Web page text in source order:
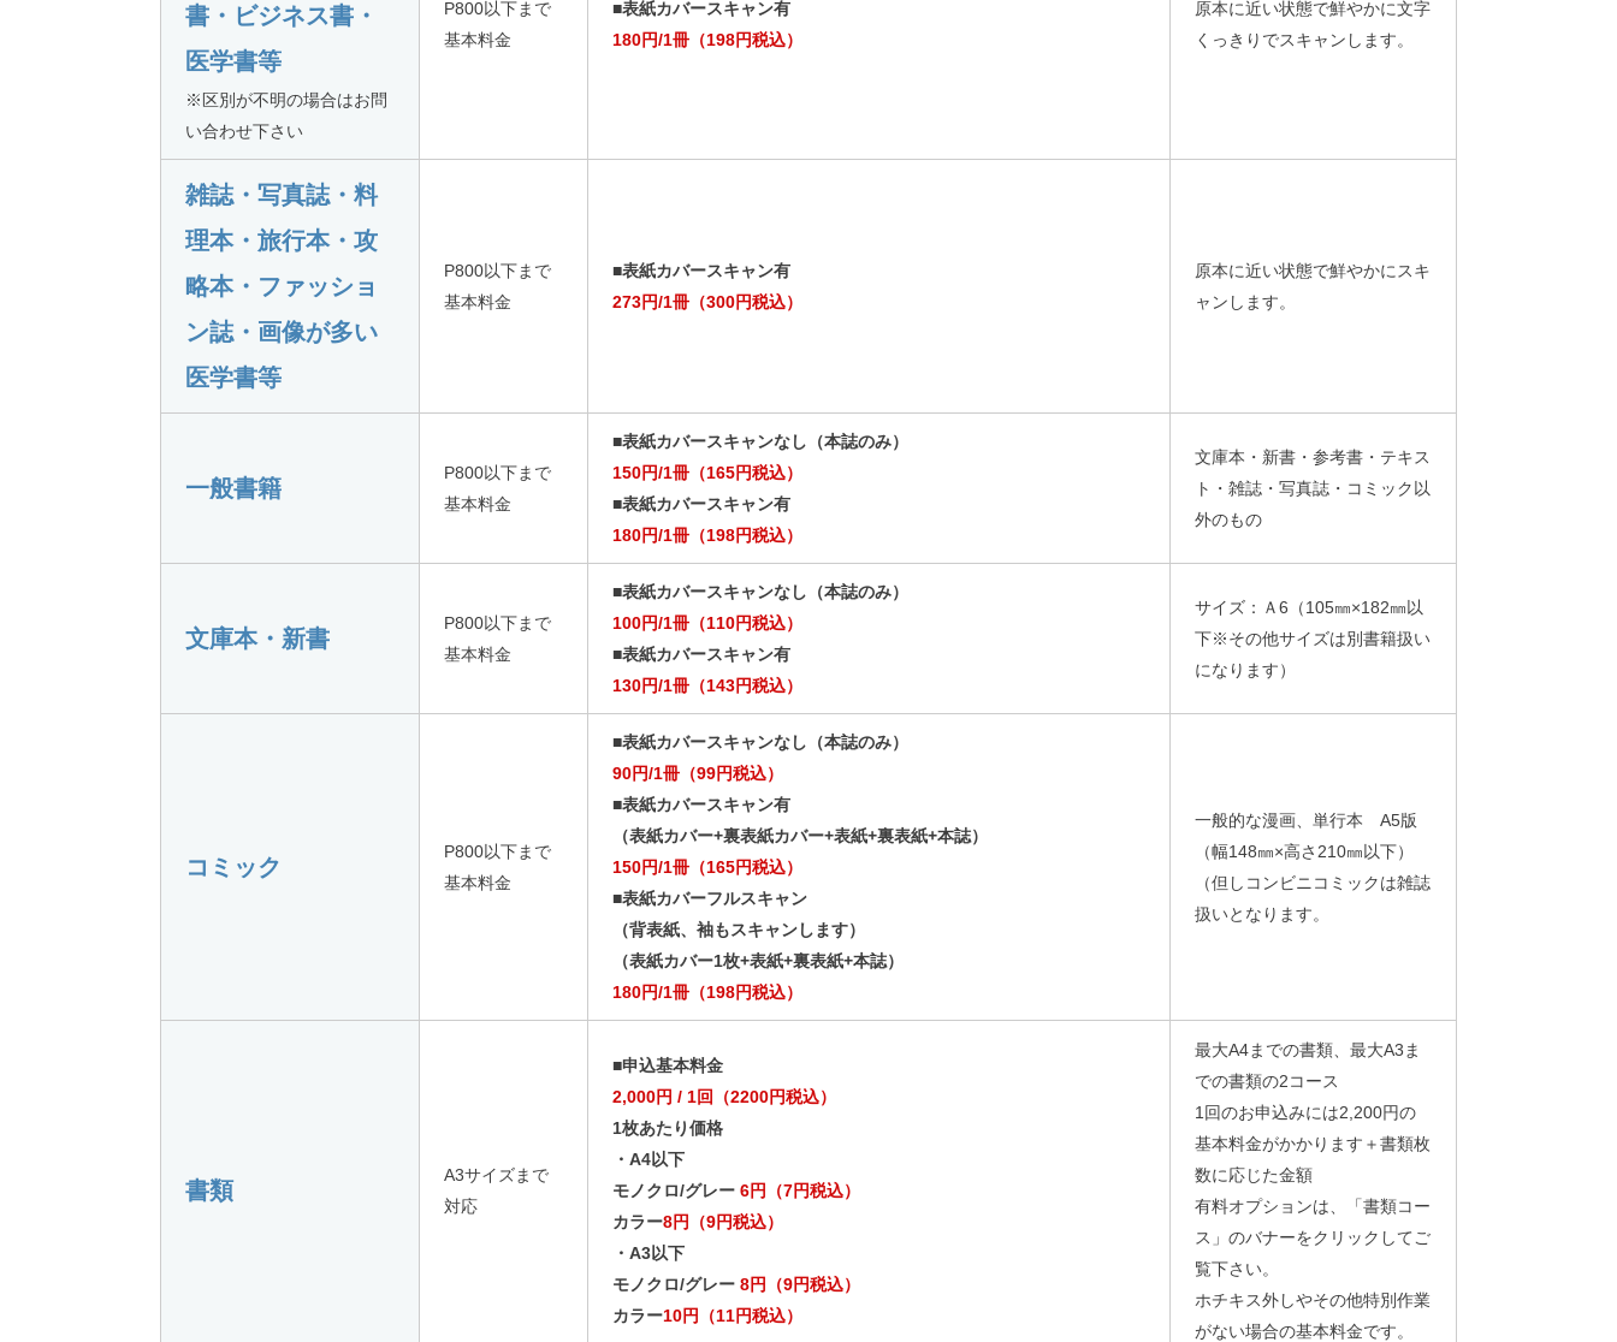
書・ビジネス書・
医学書等
※区別が不明の場合はお問
い合わせ下さい
P800以下まで
基本料金
■表紙カバースキャン有
180円/1冊（198円税込）
原本に近い状態で鮮やかに文字
くっきりでスキャンします。
雑誌・写真誌・料
理本・旅行本・攻
略本・ファッショ
ン誌・画像が多い
医学書等
P800以下まで
基本料金
■表紙カバースキャン有
273円/1冊（300円税込）
原本に近い状態で鮮やかにスキ
ャンします。
一般書籍
P800以下まで
基本料金
■表紙カバースキャンなし（本誌のみ）
150円/1冊（165円税込）
■表紙カバースキャン有
180円/1冊（198円税込）
文庫本・新書・参考書・テキス
ト・雑誌・写真誌・コミック以
外のもの
文庫本・新書
P800以下まで
基本料金
■表紙カバースキャンなし（本誌のみ）
100円/1冊（110円税込）
■表紙カバースキャン有
130円/1冊（143円税込）
サイズ：Ａ6（105㎜×182㎜以
下※その他サイズは別書籍扱い
になります）
コミック
P800以下まで
基本料金
■表紙カバースキャンなし（本誌のみ）
90円/1冊（99円税込）
■表紙カバースキャン有
（表紙カバー+裏表紙カバー+表紙+裏表紙+本誌）
150円/1冊（165円税込）
■表紙カバーフルスキャン
（背表紙、袖もスキャンします）
（表紙カバー1枚+表紙+裏表紙+本誌）
180円/1冊（198円税込）
一般的な漫画、単行本 A5版
（幅148㎜×高さ210㎜以下）
（但しコンビニコミックは雑誌
扱いとなります。
書類
A3サイズまで
対応
■申込基本料金
2,000円 / 1回（2200円税込）
1枚あたり価格
・A4以下
モノクロ/グレー 6円（7円税込）
カラー8円（9円税込）
・A3以下
モノクロ/グレー 8円（9円税込）
カラー10円（11円税込）
最大A4までの書類、最大A3ま
での書類の2コース
1回のお申込みには2,200円の
基本料金がかかります＋書類枚
数に応じた金額
有料オプションは、「書類コー
ス」のバナーをクリックしてご
覧下さい。
ホチキス外しやその他特別作業
がない場合の基本料金です。